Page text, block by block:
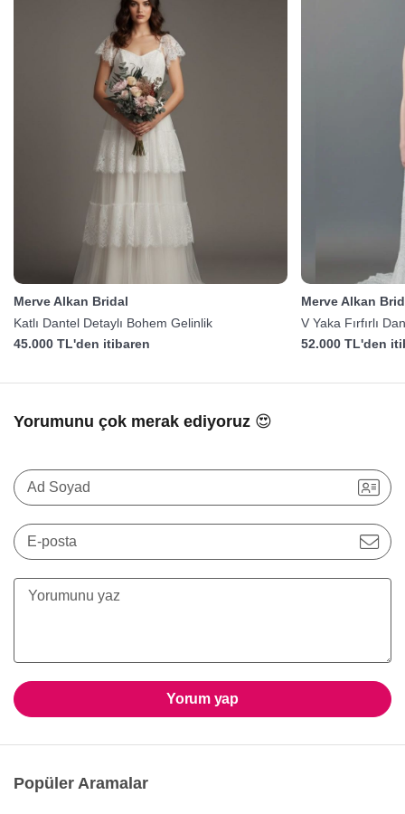
Merve Alkan Bridal
Katlı Dantel Detaylı Bohem Gelinlik
45.000 TL'den itibaren
Merve Alkan
V Yaka Fırfırlı
52.000 TL'den
Yorumunu çok merak ediyoruz 😍
Ad Soyad
E-posta
Yorum yap
Popüler Aramalar